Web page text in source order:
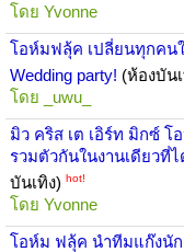
โดย Yvonne
โอห์มฟลุ้ค เปลี่ยนทุกคน
Wedding party! (ห้องบัน
โดย _uwu_
มิว คริส เต เอิร์ท มิกซ์
รวมตัวกันในงานเดียว
บันเทิง) hot!
โดย Yvonne
โอห์ม ฟลุ้ค นำทีมแก๊งนัก